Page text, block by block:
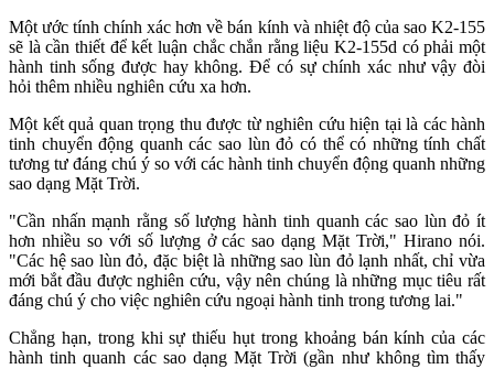
Một ước tính chính xác hơn về bán kính và nhiệt độ của sao K2-155
sẽ là cần thiết để kết luận chắc chắn rằng liệu K2-155d có phải một
hành tinh sống được hay không. Để có sự chính xác như vậy đòi
hỏi thêm nhiều nghiên cứu xa hơn.
Một kết quả quan trọng thu được từ nghiên cứu hiện tại là các hành
tinh chuyển động quanh các sao lùn đỏ có thể có những tính chất
tương tư đáng chú ý so với các hành tinh chuyển động quanh những
sao dạng Mặt Trời.
"Cần nhấn mạnh rằng số lượng hành tinh quanh các sao lùn đỏ ít
hơn nhiều so với số lượng ở các sao dạng Mặt Trời," Hirano nói.
"Các hệ sao lùn đỏ, đặc biệt là những sao lùn đỏ lạnh nhất, chỉ vừa
mới bắt đầu được nghiên cứu, vậy nên chúng là những mục tiêu rất
đáng chú ý cho việc nghiên cứu ngoại hành tinh trong tương lai."
Chẳng hạn, trong khi sự thiếu hụt trong khoảng bán kính của các
hành tinh quanh các sao dạng Mặt Trời (gần như không tìm thấy